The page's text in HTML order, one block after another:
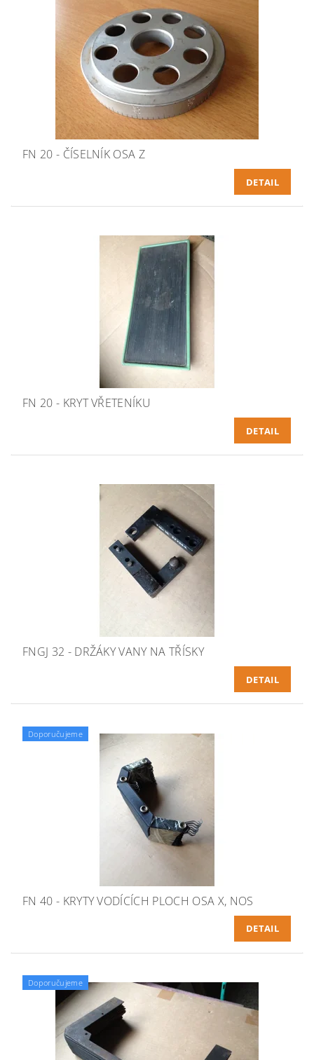
FN 20 - ČÍSELNÍK OSA Z
DETAIL
FN 20 - KRYT VŘETENÍKU
DETAIL
FNGJ 32 - DRŽÁKY VANY NA TŘÍSKY
DETAIL
Doporučujeme
FN 40 - KRYTY VODÍCÍCH PLOCH OSA X, NOS
DETAIL
Doporučujeme